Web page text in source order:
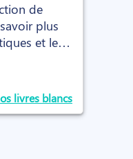
de
plus
et les
livres blancs